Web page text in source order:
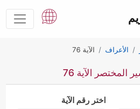
الأعراف الآية 76
الآية 76
اختر رقم الآية